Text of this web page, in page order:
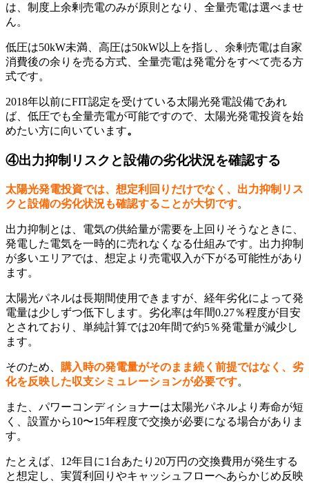
は、制度上余剰売電のみが原則となり、全量売電は選べませ
ん。
低圧は50kW未満、高圧は50kW以上を指し、余剰売電は自家
消費後の余りを売る方式、全量売電は発電分をすべて売る方
式です。
2018年以前にFIT認定を受けている太陽光発電設備であれ
ば、低圧でも全量売電が可能ですので、太陽光発電投資を始
めたい方に向いています。
④出力抑制リスクと設備の劣化状況を確認する
太陽光発電投資では、想定利回りだけでなく、出力抑制リス
クと設備の劣化状況も確認することが大切です。
出力抑制とは、電気の供給量が需要を上回りそうなときに、
発電した電気を一時的に売れなくなる仕組みです。出力抑制
が多いエリアでは、想定より売電収入が下がる可能性があり
ます。
太陽光パネルは長期間使用できますが、経年劣化によって発
電量は少しずつ低下します。劣化率は年間0.27％程度が目安
とされており、単純計算では20年間で約5％発電量が減少し
ます。
そのため、 購入時の発電量がそのまま続く前提ではなく、劣
化を反映した収支シミュレーションが必要です。
また、パワーコンディショナーは太陽光パネルより寿命が短
く、設置から10〜15年程度で交換が必要になる場合がありま
す。
たとえば、12年目に1台あたり20万円の交換費用が発生する
と想定し、実質利回りやキャッシュフローへあらかじめ反映